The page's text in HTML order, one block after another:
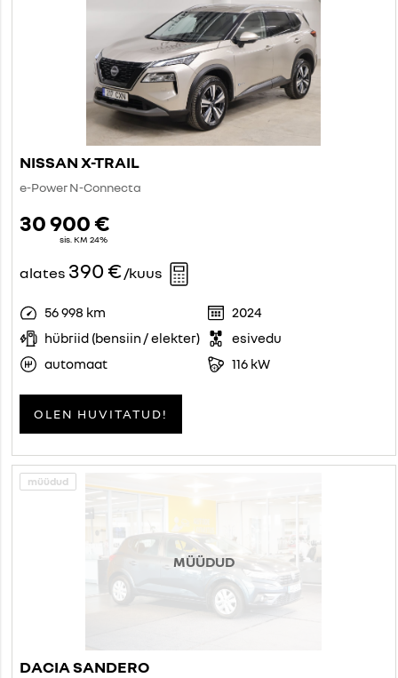
NISSAN X-TRAIL
e-Power N-Connecta
30 900 €
sis. KM 24%
alates 390 €/kuus
56 998 km
2024
hübriid (bensiin / elekter)
esivedu
automaat
116 kW
OLEN HUVITATUD!
müüdud
MÜÜDUD
DACIA SANDERO